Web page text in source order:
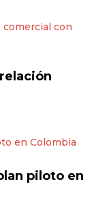
piloto en